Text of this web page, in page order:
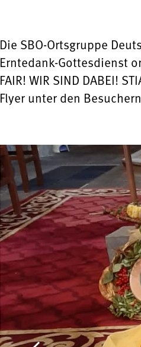
Die SBO-Ortsgruppe
Erntedank-Gottesdienst
FAIR! WIR SIND DABEI!
Flyer unter den